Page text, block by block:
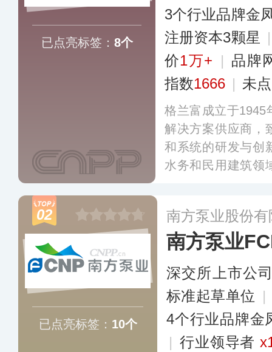
已点亮标签： 8个
3个行业品牌金
注册资本3颗星
价1万+ | 品牌
指数1666 | 未
格兰富成立于1945
解决方案供应商，
和系统的研发与创
水务和民用建筑领
品应用于多个重
筑。更多
02
已点亮标签： 10个
南方泵业股份
南方泵业
深交所上市公
标准起草单位 |
4个行业品牌金
| 行业领导者